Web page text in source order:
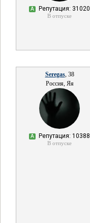
А Репутация: 31020
В отпуске
Seregas, 38
Россия, Яя
А Репутация: 10388
В отпуске